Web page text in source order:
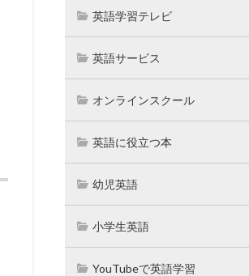
英語学習テレビ
英語サービス
オンラインスクール
英語に役立つ本
幼児英語
小学生英語
YouTubeで英語学習